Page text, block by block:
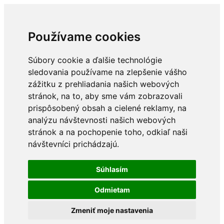
Používame cookies
Súbory cookie a ďalšie technológie
sledovania používame na zlepšenie vášho
zážitku z prehliadania našich webových
stránok, na to, aby sme vám zobrazovali
prispôsobený obsah a cielené reklamy, na
analýzu návštevnosti našich webových
stránok a na pochopenie toho, odkiaľ naši
návštevníci prichádzajú.
Súhlasím
Odmietam
Zmeniť moje nastavenia